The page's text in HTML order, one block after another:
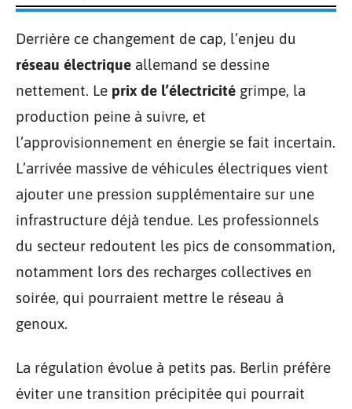
Derrière ce changement de cap, l’enjeu du
réseau électrique allemand se dessine
nettement. Le prix de l’électricité grimpe, la
production peine à suivre, et
l’approvisionnement en énergie se fait incertain.
L’arrivée massive de véhicules électriques vient
ajouter une pression supplémentaire sur une
infrastructure déjà tendue. Les professionnels
du secteur redoutent les pics de consommation,
notamment lors des recharges collectives en
soirée, qui pourraient mettre le réseau à
genoux.
La régulation évolue à petits pas. Berlin préfère
éviter une transition précipitée qui pourrait